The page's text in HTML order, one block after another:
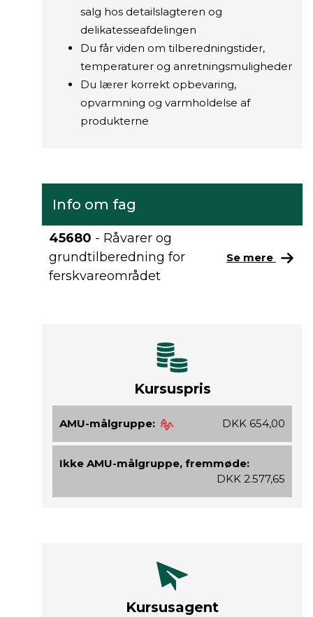
salg hos detailslagteren og
delikatesseafdelingen
Du får viden om tilberedningstider,
temperaturer og anretningsmuligheder
Du lærer korrekt opbevaring,
opvarmning og varmholdelse af
produkterne
Info om fag
45680 - Råvarer og
grundtilberedning for
ferskvareområdet
Se mere
Kursuspris
AMU-målgruppe: DKK 654,00
Ikke AMU-målgruppe, fremmøde:
DKK 2.577,65
Kursusagent